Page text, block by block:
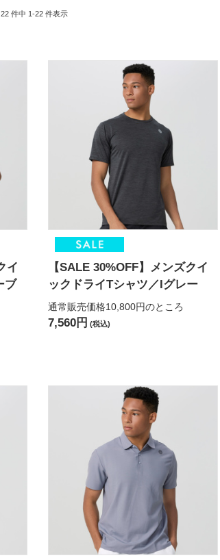
22 件中 1-22 件表示
イ
ブ
【SALE 30%OFF】メンズクイ
ックドライTシャツ／Iグレー
通常販売価格10,800円のところ
7,560円 (税込)